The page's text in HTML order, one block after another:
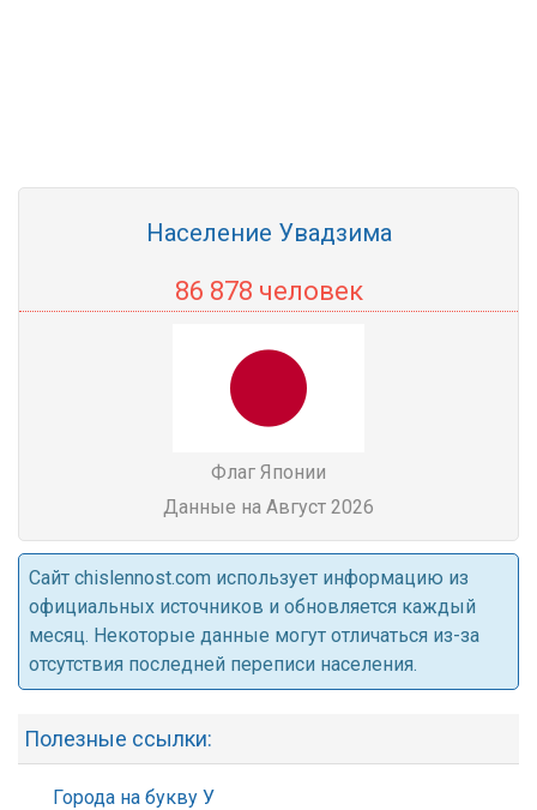
Население Увадзима
86 878 человек
Флаг Японии
Данные на Август 2026
Cайт chislennost.com использует информацию из
официальных источников и обновляется каждый
месяц. Некоторые данные могут отличаться из-за
отсутствия последней переписи населения.
Полезные ссылки:
Города на букву У